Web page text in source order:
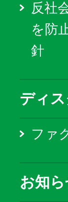
反社
を防
針
ディ
ファ
お知